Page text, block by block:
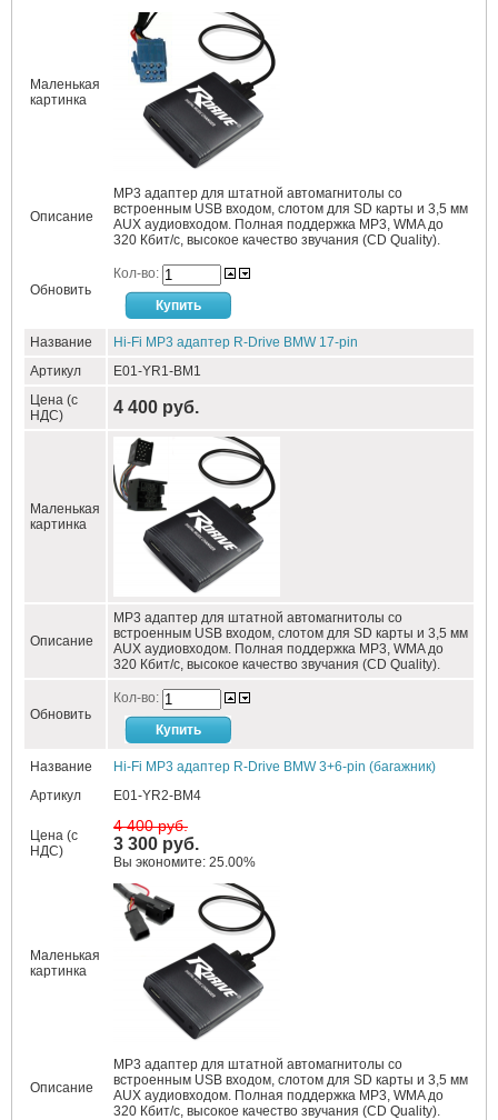
Маленькая
картинка
Описание
MP3 адаптер для штатной автомагнитолы со
встроенным USB входом, слотом для SD карты и 3,5 мм
AUX аудиовходом. Полная поддержка MP3, WMA до
320 Кбит/c, высокое качество звучания (CD Quality).
Обновить
Кол-во:
Название
Hi-Fi MP3 адаптер R-Drive BMW 17-pin
Артикул
E01-YR1-BM1
Цена (с
НДС)
4 400 руб.
Маленькая
картинка
Описание
MP3 адаптер для штатной автомагнитолы со
встроенным USB входом, слотом для SD карты и 3,5 мм
AUX аудиовходом. Полная поддержка MP3, WMA до
320 Кбит/c, высокое качество звучания (CD Quality).
Обновить
Кол-во:
Название
Hi-Fi MP3 адаптер R-Drive BMW 3+6-pin (багажник)
Артикул
E01-YR2-BM4
Цена (с
НДС)
4 400 руб.
3 300 руб.
Вы экономите: 25.00%
Маленькая
картинка
Описание
MP3 адаптер для штатной автомагнитолы со
встроенным USB входом, слотом для SD карты и 3,5 мм
AUX аудиовходом. Полная поддержка MP3, WMA до
320 Кбит/c, высокое качество звучания (CD Quality).